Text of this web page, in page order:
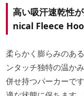
高い吸汗速乾性
nical Fleece
柔らかく膨らみのあ
ンタッチ独特の温か
併せ持つパーカーで